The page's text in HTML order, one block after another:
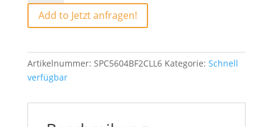
Add to Jetzt anfragen!
Artikelnummer: SPC5604BF2CLL6 Kategorie: Schnell
verfügbar